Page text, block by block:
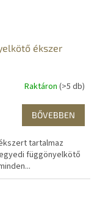
ékszer
Raktáron (>5 db)
BŐVEBBEN
tartalmaz
függönyelkötő